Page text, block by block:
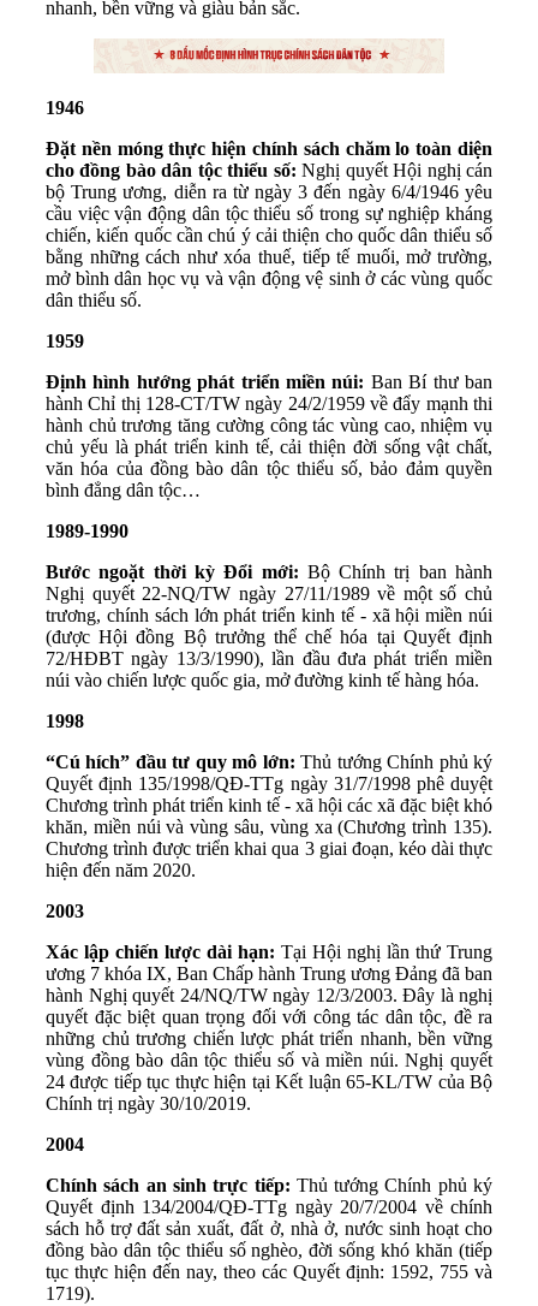
nhanh, bền vững và giàu bản sắc.
1946
Đặt nền móng thực hiện chính sách chăm lo toàn diện
cho đồng bào dân tộc thiểu số:Nghị quyết Hội nghị cán
bộ Trung ương, diễn ra từ ngày 3 đến ngày 6/4/1946 yêu
cầu việc vận động dân tộc thiểu số trong sự nghiệp kháng
chiến, kiến quốc cần chú ý cải thiện cho quốc dân thiểu số
bằng những cách như xóa thuế, tiếp tế muối, mở trường,
mở bình dân học vụ và vận động vệ sinh ở các vùng quốc
dân thiểu số.
1959
Định hình hướng phát triển miền núi: Ban Bí thư ban
hành Chỉ thị 128-CT/TW ngày 24/2/1959 về đẩy mạnh thi
hành chủ trương tăng cường công tác vùng cao, nhiệm vụ
chủ yếu là phát triển kinh tế, cải thiện đời sống vật chất,
văn hóa của đồng bào dân tộc thiểu số, bảo đảm quyền
bình đẳng dân tộc…
1989-1990
Bước ngoặt thời kỳ Đổi mới: Bộ Chính trị ban hành
Nghị quyết 22-NQ/TW ngày 27/11/1989 về một số chủ
trương, chính sách lớn phát triển kinh tế - xã hội miền núi
(được Hội đồng Bộ trưởng thể chế hóa tại Quyết định
72/HĐBT ngày 13/3/1990), lần đầu đưa phát triển miền
núi vào chiến lược quốc gia, mở đường kinh tế hàng hóa.
1998
“Cú hích” đầu tư quy mô lớn:Thủ tướng Chính phủ ký
Quyết định 135/1998/QĐ-TTg ngày 31/7/1998 phê duyệt
Chương trình phát triển kinh tế - xã hội các xã đặc biệt khó
khăn, miền núi và vùng sâu, vùng xa (Chương trình 135).
Chương trình được triển khai qua 3 giai đoạn, kéo dài thực
hiện đến năm 2020.
2003
Xác lập chiến lược dài hạn: Tại Hội nghị lần thứ Trung
ương 7 khóa IX, Ban Chấp hành Trung ương Đảng đã ban
hành Nghị quyết 24/NQ/TW ngày 12/3/2003. Đây là nghị
quyết đặc biệt quan trọng đối với công tác dân tộc, đề ra
những chủ trương chiến lược phát triển nhanh, bền vững
vùng đồng bào dân tộc thiểu số và miền núi. Nghị quyết
24 được tiếp tục thực hiện tại Kết luận 65-KL/TW của Bộ
Chính trị ngày 30/10/2019.
2004
Chính sách an sinh trực tiếp: Thủ tướng Chính phủ ký
Quyết định 134/2004/QĐ-TTg ngày 20/7/2004 về chính
sách hỗ trợ đất sản xuất, đất ở, nhà ở, nước sinh hoạt cho
đồng bào dân tộc thiểu số nghèo, đời sống khó khăn (tiếp
tục thực hiện đến nay, theo các Quyết định: 1592, 755 và
1719).